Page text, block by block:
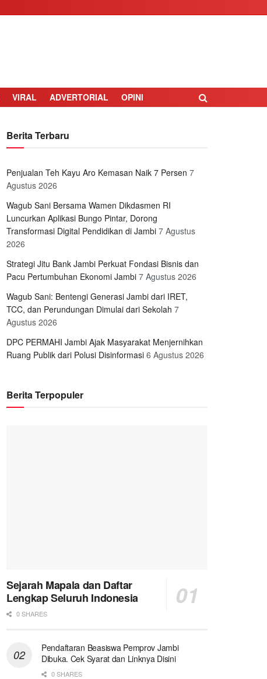
VIRAL ADVERTORIAL OPINI
Berita Terbaru
Penjualan Teh Kayu Aro Kemasan Naik 7 Persen 7
Agustus 2026
Wagub Sani Bersama Wamen Dikdasmen RI
Luncurkan Aplikasi Bungo Pintar, Dorong
Transformasi Digital Pendidikan di Jambi 7 Agustus
2026
Strategi Jitu Bank Jambi Perkuat Fondasi Bisnis dan
Pacu Pertumbuhan Ekonomi Jambi 7 Agustus 2026
Wagub Sani: Bentengi Generasi Jambi dari IRET,
TCC, dan Perundungan Dimulai dari Sekolah 7
Agustus 2026
DPC PERMAHI Jambi Ajak Masyarakat Menjernihkan
Ruang Publik dari Polusi Disinformasi 6 Agustus 2026
Berita Terpopuler
Sejarah Mapala dan Daftar
Lengkap Seluruh Indonesia
0 SHARES
Pendaftaran Beasiswa Pemprov Jambi
Dibuka. Cek Syarat dan Linknya Disini
0 SHARES